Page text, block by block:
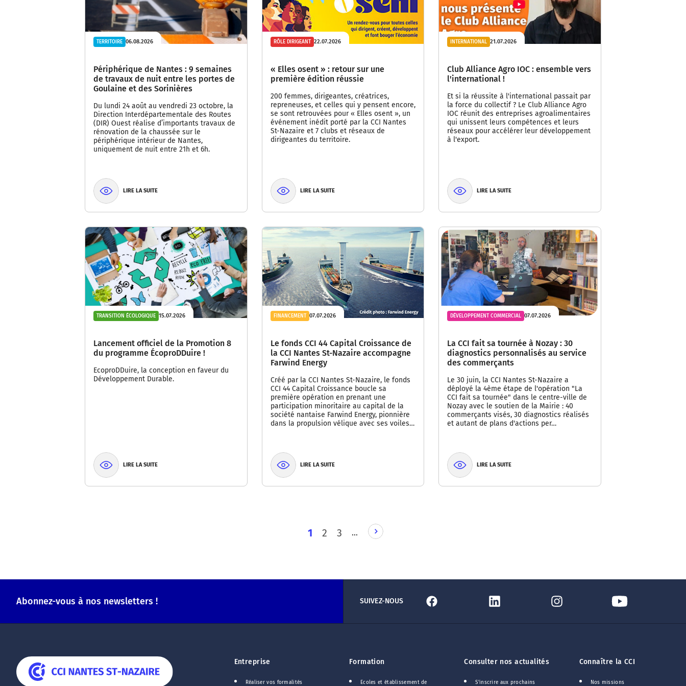
TERRITOIRE 06.08.2026
Périphérique de Nantes : 9 semaines
de travaux de nuit entre les portes de
Goulaine et des Sorinières
Du lundi 24 août au vendredi 23 octobre, la
Direction Interdépartementale des Routes
(DIR) Ouest réalise d’importants travaux de
rénovation de la chaussée sur le
périphérique intérieur de Nantes,
uniquement de nuit entre 21h et 6h.
LIRE LA SUITE
RÔLE DIRIGEANT 22.07.2026
« Elles osent » : retour sur une
première édition réussie
200 femmes, dirigeantes, créatrices,
repreneuses, et celles qui y pensent encore,
se sont retrouvées pour « Elles osent », un
événement inédit porté par la CCI Nantes
St-Nazaire et 7 clubs et réseaux de
dirigeantes du territoire.
LIRE LA SUITE
INTERNATIONAL 21.07.2026
Club Alliance Agro IOC : ensemble vers
l'international !
Et si la réussite à l'international passait par
la force du collectif ? Le Club Alliance Agro
IOC réunit des entreprises agroalimentaires
qui unissent leurs compétences et leurs
réseaux pour accélérer leur développement
à l'export.
LIRE LA SUITE
TRANSITION ÉCOLOGIQUE 15.07.2026
Lancement officiel de la Promotion 8
du programme ÉcoproDDuire !
EcoproDDuire, la conception en faveur du
Développement Durable.
LIRE LA SUITE
FINANCEMENT 07.07.2026
Le fonds CCI 44 Capital Croissance de
la CCI Nantes St-Nazaire accompagne
Farwind Energy
Créé par la CCI Nantes St-Nazaire, le fonds
CCI 44 Capital Croissance boucle sa
première opération en prenant une
participation minoritaire au capital de la
société nantaise Farwind Energy, pionnière
dans la propulsion vélique avec ses voiles…
LIRE LA SUITE
DÉVELOPPEMENT COMMERCIAL 07.07.2026
La CCI fait sa tournée à Nozay : 30
diagnostics personnalisés au service
des commerçants
Le 30 juin, la CCI Nantes St-Nazaire a
déployé la 4ème étape de l'opération "La
CCI fait sa tournée" dans le centre-ville de
Nozay avec le soutien de la Mairie : 40
commerçants visés, 30 diagnostics réalisés
et autant de plans d'actions per…
LIRE LA SUITE
1 2 3 …
PAGE
SUIVANTE
Abonnez-vous à nos newsletters ! SUIVEZ-NOUS
Entreprise
Réaliser vos formalités
Formation
Ecoles et établissement de
Consulter nos actualités
S'inscrire aux prochains
Connaître la CCI
Nos missions